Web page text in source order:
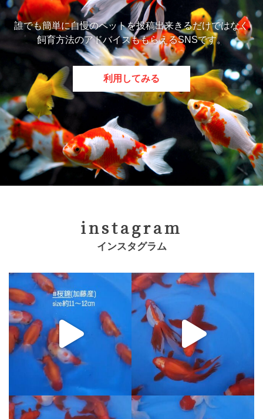
誰でも簡単に自慢のペットを投稿出来きるだけではなく
飼育方法のアドバイスももらえるSNSです。
利用してみる
instagram
インスタグラム